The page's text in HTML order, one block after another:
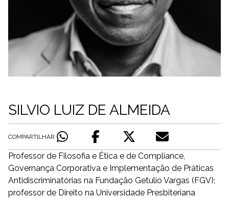
SILVIO LUIZ DE ALMEIDA
COMPARTILHAR
Professor de Filosofia e Ética e de Compliance,
Governança Corporativa e Implementação de Práticas
Antidiscriminatórias na Fundação Getulio Vargas (FGV);
professor de Direito na Universidade Presbiteriana